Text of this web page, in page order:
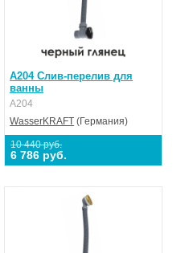
A204 Слив-перелив для
ванны
A204
WasserKRAFT (Германия)
10 440 руб.
6 786 руб.